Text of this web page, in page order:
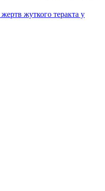
жуткого теракта у